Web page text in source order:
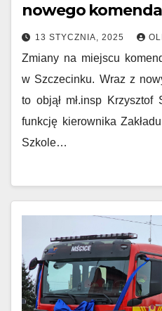
nowego
13 STYCZNIA, 2025
Zmiany na miejscu
w Szczecinku. Wraz z
to objął mł.insp Krzysztof
funkcję kierownika
Szkole…